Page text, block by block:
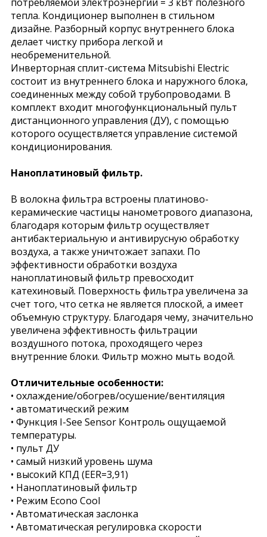
тепла. Кондиционер выполнен в стильном
дизайне. Разборный корпус внутреннего блока
делает чистку прибора легкой и
необременительной.
Инверторная сплит-система Mitsubishi Electric
состоит из внутреннего блока и наружного блока,
соединенных между собой трубопроводами. В
комплект входит многофункциональный пульт
дистанционного управления (ДУ), с помощью
которого осуществляется управление системой
кондиционирования.
Наноплатиновый фильтр.
В волокна фильтра встроены платиново-
керамические частицы нанометрового диапазона,
благодаря которым фильтр осуществляет
антибактериальную и антивирусную обработку
воздуха, а также уничтожает запахи. По
эффективности обработки воздуха
наноплатиновый фильтр превосходит
катехиновый. Поверхность фильтра увеличена за
счет того, что сетка не является плоской, а имеет
объемную структуру. Благодаря чему, значительно
увеличена эффективность фильтрации
воздушного потока, проходящего через
внутренние блоки. Фильтр можно мыть водой.
Отличительные особенности:
• охлаждение/обогрев/осушение/вентиляция
• автоматический режим
• Функция I-See Sensor Контроль ощущаемой
температуры.
• пульт ДУ
• самый низкий уровень шума
• высокий КПД (EER=3,91)
• Наноплатиновый фильтр
• Режим Econo Cool
• Автоматическая заслонка
• Автоматическая регулировка скорости